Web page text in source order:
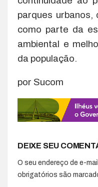
parques urbanos,
como parte da
ambiental e
da população.
por Sucom
DEIXE SEU
O seu endereço de e-
obrigatórios são